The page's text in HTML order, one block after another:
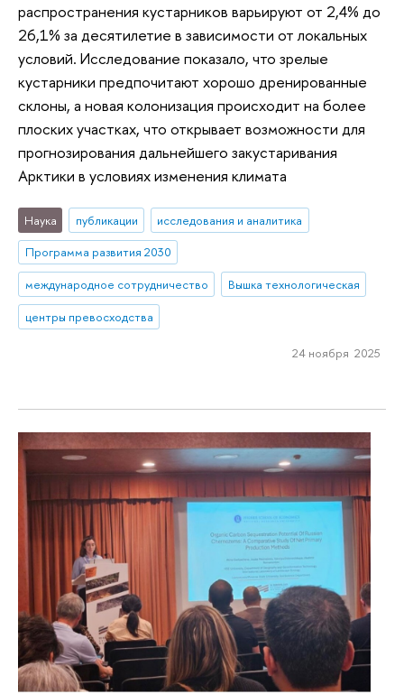
распространения кустарников варьируют от 2,4% до
26,1% за десятилетие в зависимости от локальных
условий. Исследование показало, что зрелые
кустарники предпочитают хорошо дренированные
склоны, а новая колонизация происходит на более
плоских участках, что открывает возможности для
прогнозирования дальнейшего закустаривания
Арктики в условиях изменения климата
Наука публикации
исследования и аналитика
Программа развития 2030
международное сотрудничество
Вышка технологическая
центры превосходства
24 ноября 2025